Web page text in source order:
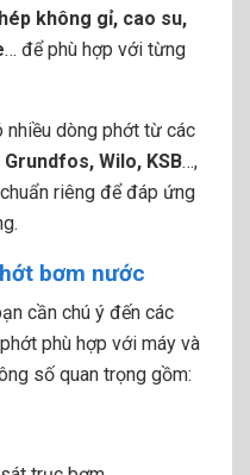
không gỉ, cao su,
… để phù hợp với từng
nhiều dòng phớt từ các
Grundfos, Wilo, KSB…,
riêng để đáp ứng
bơm nước
cần chú ý đến các
phù hợp với máy và
số quan trọng gồm: